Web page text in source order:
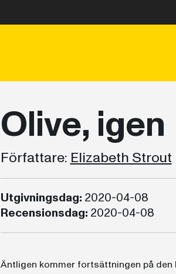
Olive, igen
Författare: Elizabeth Strout
Utgivningsdag: 2020-04-08
Recensionsdag: 2020-04-08
Äntligen kommer fortsättningen på den